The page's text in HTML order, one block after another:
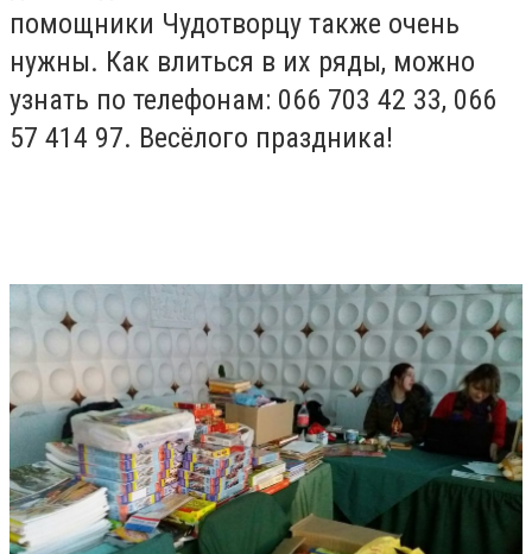
помощники Чудотворцу также очень
нужны. Как влиться в их ряды, можно
узнать по телефонам: 066 703 42 33, 066
57 414 97. Весёлого праздника!